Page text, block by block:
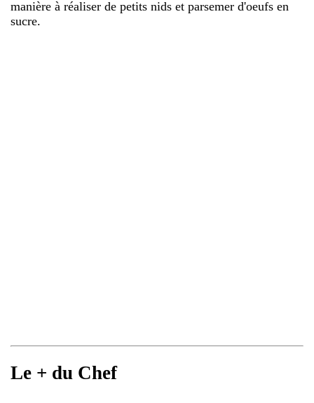
manière à réaliser de petits nids et parsemer d'oeufs en
sucre.
Le + du Chef